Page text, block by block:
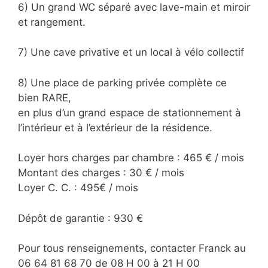
6) Un grand WC séparé avec lave-main et miroir
et rangement.
7) Une cave privative et un local à vélo collectif
8) Une place de parking privée complète ce
bien RARE,
en plus d’un grand espace de stationnement à
l’intérieur et à l’extérieur de la résidence.
Loyer hors charges par chambre : 465 € / mois
Montant des charges : 30 € / mois
Loyer C. C. : 495€ / mois
Dépôt de garantie : 930 €
Pour tous renseignements, contacter Franck au
06 64 81 68 70 de 08 H 00 à 21 H 00